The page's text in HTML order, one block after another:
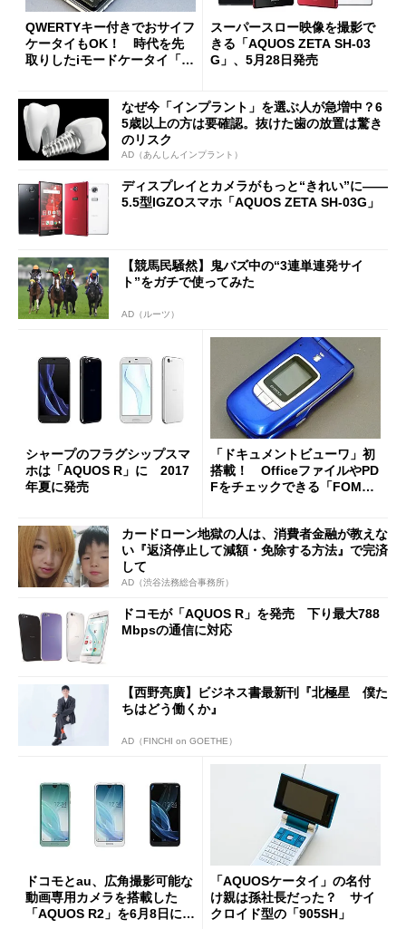
QWERTYキー付きでおサイフ
ケータイもOK！ 時代を先
取りしたiモードケータイ「S
スーパースロー映像を撮影で
きる「AQUOS ZETA SH-03
G」、5月28日発売
なぜ今「インプラント」を選ぶ人が急増中？6
5歳以上の方は要確認。抜けた歯の放置は驚き
のリスク
AD（あんしんインプラント）
ディスプレイとカメラがもっと“きれい”に――
5.5型IGZOスマホ「AQUOS ZETA SH-03G」
【競馬民騒然】鬼バズ中の“3連単連発サイ
ト”をガチで使ってみた
AD（ルーツ）
シャープのフラグシップスマ
ホは「AQUOS R」に 2017
年夏に発売
「ドキュメントビューワ」初
搭載！ OfficeファイルやPD
Fをチェックできる「FOMA
カードローン地獄の人は、消費者金融が教えな
い『返済停止して減額・免除する方法』で完済
して
AD（渋谷法務総合事務所）
ドコモが「AQUOS R」を発売 下り最大788
Mbpsの通信に対応
【西野亮廣】ビジネス書最新刊『北極星 僕た
ちはどう働くか』
AD（FINCHI on GOETHE）
ドコモとau、広角撮影可能な
動画専用カメラを搭載した
「AQUOS R2」を6月8日に発
「AQUOSケータイ」の名付
け親は孫社長だった？ サイ
クロイド型の「905SH」